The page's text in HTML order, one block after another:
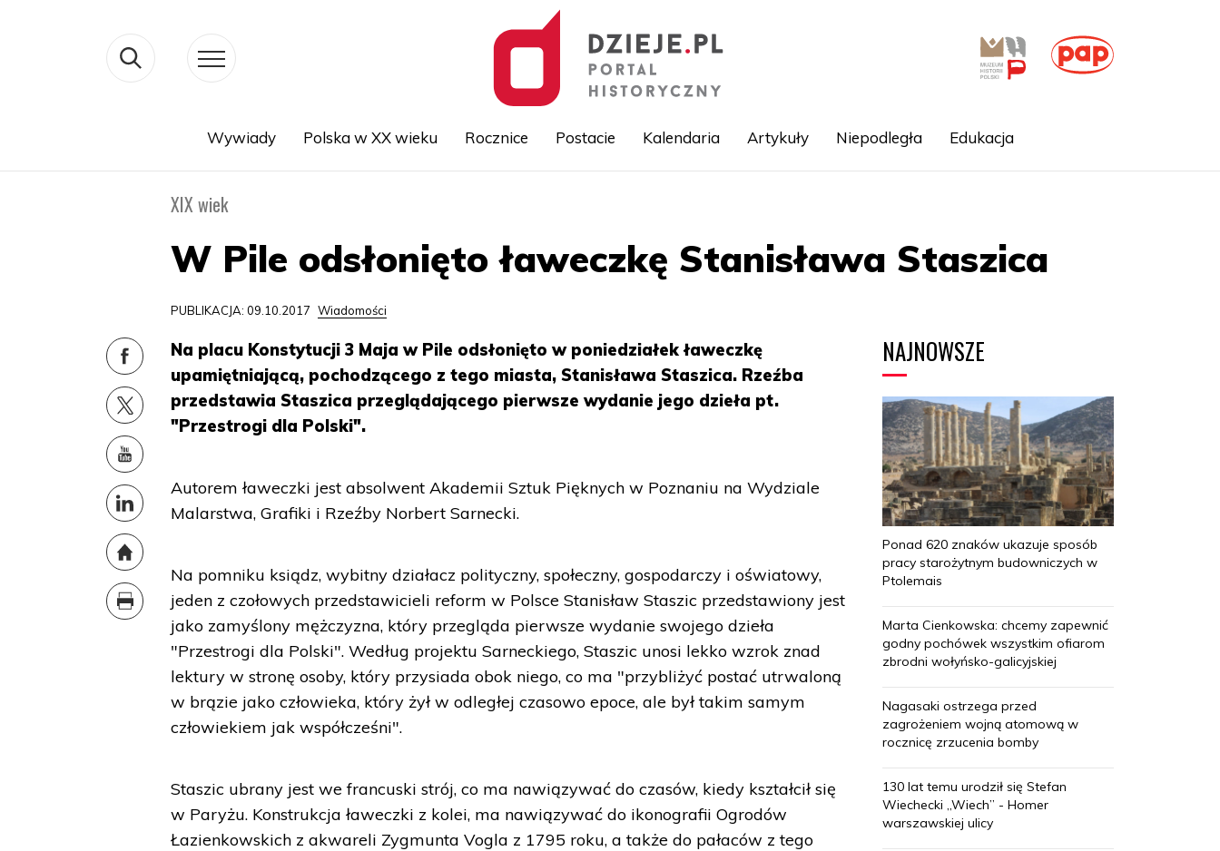
Wywiady Polska w XX wieku Rocznice Postacie Kalendaria Artykuły Niepodległa Edukacja
XIX wiek
W Pile odsłonięto ławeczkę Stanisława Staszica
PUBLIKACJA: 09.10.2017 Wiadomości
Na placu Konstytucji 3 Maja w Pile odsłonięto w poniedziałek ławeczkę
upamiętniającą, pochodzącego z tego miasta, Stanisława Staszica. Rzeźba
przedstawia Staszica przeglądającego pierwsze wydanie jego dzieła pt.
"Przestrogi dla Polski".
Autorem ławeczki jest absolwent Akademii Sztuk Pięknych w Poznaniu na Wydziale
Malarstwa, Grafiki i Rzeźby Norbert Sarnecki.
Na pomniku ksiądz, wybitny działacz polityczny, społeczny, gospodarczy i oświatowy,
jeden z czołowych przedstawicieli reform w Polsce Stanisław Staszic przedstawiony jest
jako zamyślony mężczyzna, który przegląda pierwsze wydanie swojego dzieła
"Przestrogi dla Polski". Według projektu Sarneckiego, Staszic unosi lekko wzrok znad
lektury w stronę osoby, który przysiada obok niego, co ma "przybliżyć postać utrwaloną
w brązie jako człowieka, który żył w odległej czasowo epoce, ale był takim samym
człowiekiem jak współcześni".
Staszic ubrany jest we francuski strój, co ma nawiązywać do czasów, kiedy kształcił się
w Paryżu. Konstrukcja ławeczki z kolei, ma nawiązywać do ikonografii Ogrodów
Łazienkowskich z akwareli Zygmunta Vogla z 1795 roku, a także do pałaców z tego
NAJNOWSZE
Ponad 620 znaków ukazuje sposób
pracy starożytnym budowniczych w
Ptolemais
Marta Cienkowska: chcemy zapewnić
godny pochówek wszystkim ofiarom
zbrodni wołyńsko-galicyjskiej
Nagasaki ostrzega przed
zagrożeniem wojną atomową w
rocznicę zrzucenia bomby
130 lat temu urodził się Stefan
Wiechecki „Wiech” - Homer
warszawskiej ulicy